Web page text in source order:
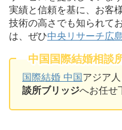
実績と信頼を基に、お客
技術の高さでも知られて
は、ぜひ中央リサーチ広
中国国際結婚相談
国際結婚 中国アジア
談所ブリッジへお任せ